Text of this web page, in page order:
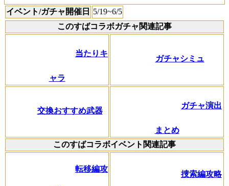
イベント/ガチャ開催日
5/19~6/5
このすばコラボガチャ関連記事
当たりキ
ャラ
ガチャシミュ
交換おすすめ武器
ガチャ演出
まとめ
このすばコラボイベント関連記事
転移編攻
捜索編攻略